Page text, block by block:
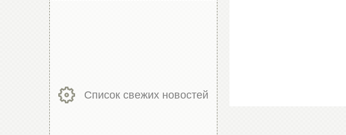
Список свежих новостей